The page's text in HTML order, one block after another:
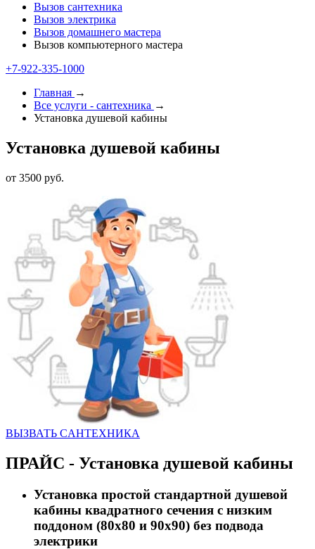
Вызов сантехника
Вызов электрика
Вызов домашнего мастера
Вызов компьютерного мастера
+7-922-335-2000
Главная →
Все услуги - cантехника →
Установка душевой кабины
Установка душевой кабины
от 3500 руб.
ВЫЗВАТЬ CАНТЕХНИКА
ПРАЙС - Установка душевой кабины
Установка простой стандартной душевой
кабины квадратного сечения с низким
поддоном (80х80 и 90х90) без подвода
электрики